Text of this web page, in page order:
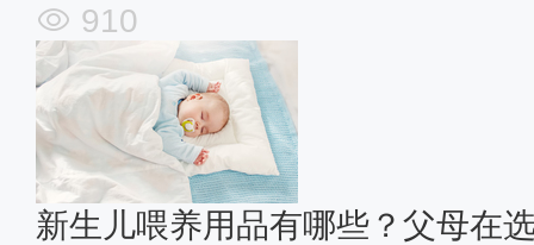
910
新生儿喂养用品有哪些？父母在